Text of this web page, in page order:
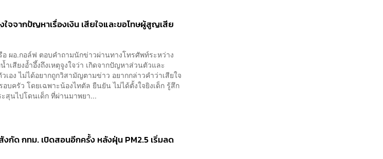
จจากปัญหาเรื่องเงิน เสียใจและขอโทษผู้สูญเสีย
ผอ.กอล์ฟ ตอบคำถามนักข่าวผ่านทางโทรศัพท์ระหว่าง
เสียงอ้ำอึ้งถึงเหตุจูงใจว่า เกิดจากปัญหาส่วนตัวและ
เอง ไม่ได้อยากถูกวิสามัญตามข่าว อยากกล่าวคำว่าเสียใจ
บครัว โดยเฉพาะน้องไทตัล ยืนยัน ไม่ได้ตั้งใจยิงเด็ก รู้สึก
สุนไปโดนเด็ก ที่ผ่านมาพยา...
งกัด กทม. เปิดสอนอีกครั้ง หลังฝุ่น PM2.5 เริ่มลด